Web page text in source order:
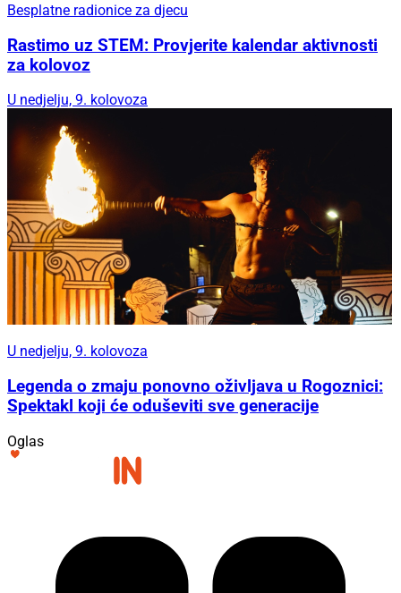
Besplatne radionice za djecu
Rastimo uz STEM: Provjerite kalendar aktivnosti
za kolovoz
U nedjelju, 9. kolovoza
U nedjelju, 9. kolovoza
Legenda o zmaju ponovno oživljava u Rogoznici:
Spektakl koji će oduševiti sve generacije
Oglas